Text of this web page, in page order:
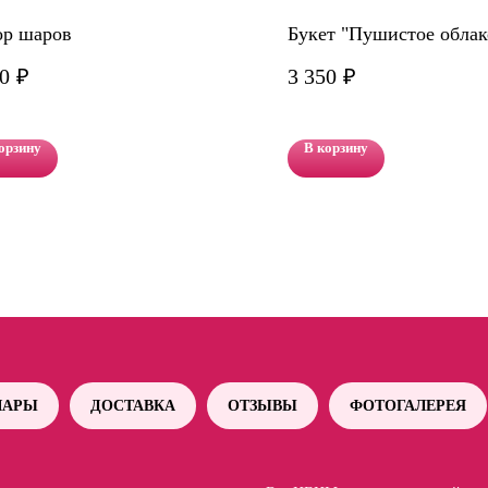
шаров
₽
Букет "Пушистое
3 350 ₽
В корзину
ДОСТАВКА ОТЗЫВЫ ФОТОГАЛЕРЕЯ